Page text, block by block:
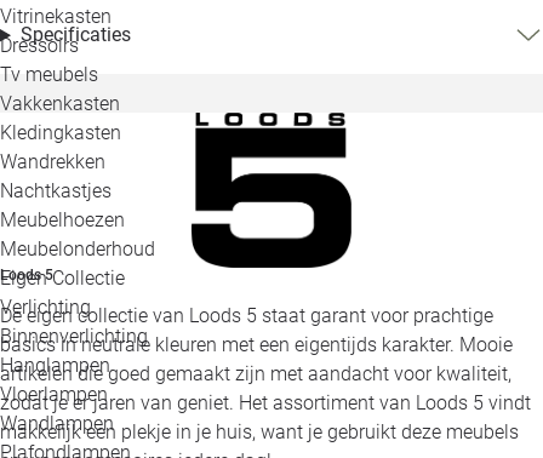
Vitrinekasten
Dressoirs
Tv meubels
Vakkenkasten
Kledingkasten
Wandrekken
Nachtkastjes
Meubelhoezen
Meubelonderhoud
Eigen Collectie
Verlichting
Binnenverlichting
Hanglampen
Vloerlampen
Wandlampen
Plafondlampen
Specificaties
Loods 5
De eigen collectie van Loods 5 staat garant voor prachtige
basics in neutrale kleuren met een eigentijds karakter. Mooie
artikelen die goed gemaakt zijn met aandacht voor kwaliteit,
zodat je er jaren van geniet. Het assortiment van Loods 5 vindt
makkelijk een plekje in je huis, want je gebruikt deze meubels